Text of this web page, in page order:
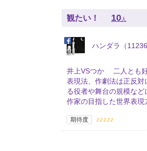
観たい！ 10人
ハンダラ（11236
井上VSつか 二人とも
表現法、作劇法は正反
る役者や舞台の規模な
作家の目指した世界表現
期待度 ♪♪♪♪♪